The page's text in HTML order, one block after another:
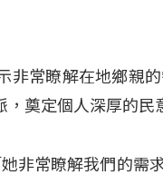
非常瞭解在地鄉親
奠定個人深厚的民
非常瞭解我們的需